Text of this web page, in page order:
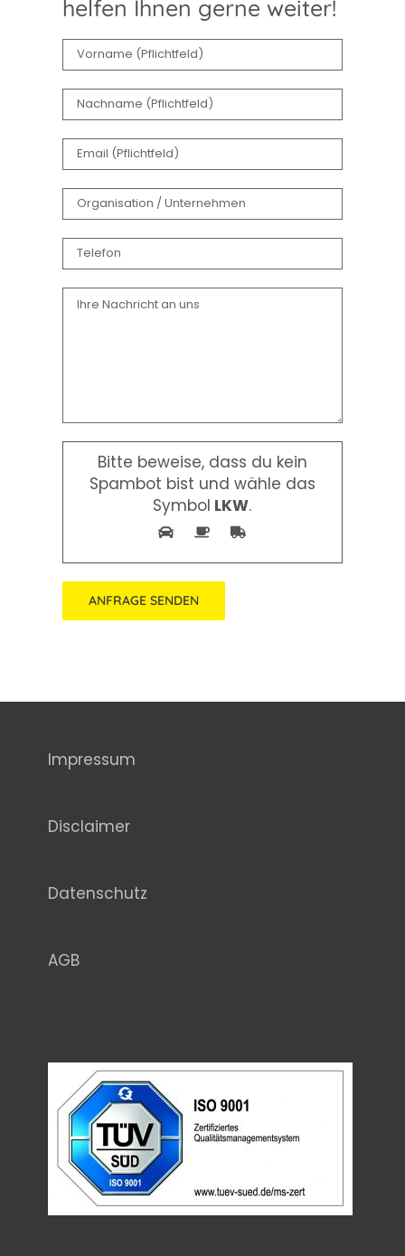
helfen Ihnen gerne weiter!
Bitte beweise, dass du kein
Spambot bist und wähle das
Symbol LKW.
Impressum
Disclaimer
Datenschutz
AGB